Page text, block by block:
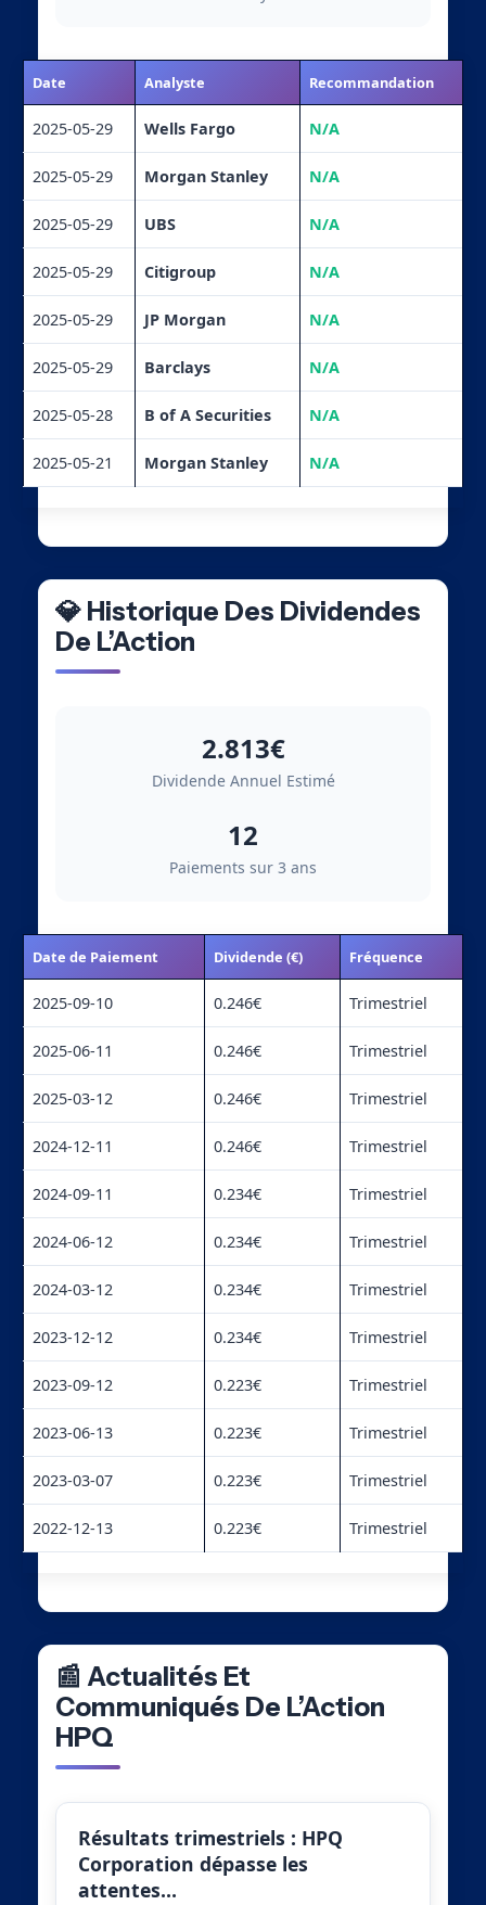
Date Analyste Recommandation
2025-05-29 Wells Fargo N/A
2025-05-29 Morgan Stanley N/A
2025-05-29 UBS N/A
2025-05-29 Citigroup N/A
2025-05-29 JP Morgan N/A
2025-05-29 Barclays N/A
2025-05-28 B of A Securities N/A
2025-05-21 Morgan Stanley N/A
💎 Historique Des Dividendes
De L’Action
2.813€
Dividende Annuel Estimé
12
Paiements sur 3 ans
Date de Paiement Dividende (€) Fréquence
2025-09-10 0.246€ Trimestriel
2025-06-11 0.246€ Trimestriel
2025-03-12 0.246€ Trimestriel
2024-12-11 0.246€ Trimestriel
2024-09-11 0.234€ Trimestriel
2024-06-12 0.234€ Trimestriel
2024-03-12 0.234€ Trimestriel
2023-12-12 0.234€ Trimestriel
2023-09-12 0.223€ Trimestriel
2023-06-13 0.223€ Trimestriel
2023-03-07 0.223€ Trimestriel
2022-12-13 0.223€ Trimestriel
📰 Actualités Et
Communiqués De L’Action
HPQ
Résultats trimestriels : HPQ
Corporation dépasse les
attentes…